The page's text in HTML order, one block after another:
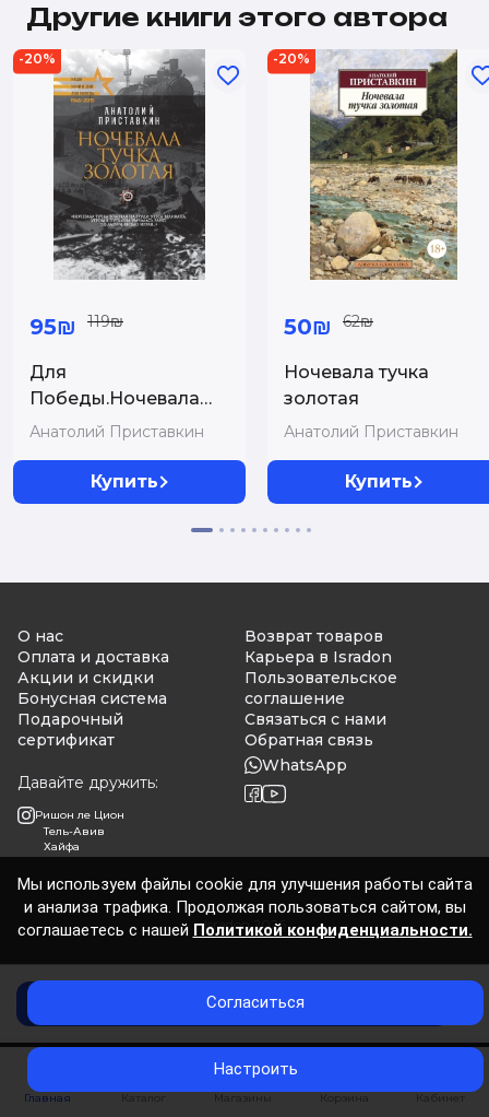
Добавить в корзину
Другие книги этого автора
-20%
95₪ 119₪
Для
Победы.Ночевала
тучка золотая
Анатолий Приставкин
Купить
-20%
50₪ 62₪
Ночевала тучка
золотая
Анатолий Приставкин
Купить
О нас
Оплата и доставка
Акции и скидки
Бонусная система
Подарочный
сертификат
Давайте дружить:
Ришон ле Цион
Тель-Авив
Хайфа
Возврат товаров
Карьера в Isradon
Пользовательское
соглашение
Связаться с нами
Обратная связь
WhatsApp
Isradon 2026
Главная
Мы используем файлы cookie для улучшения работы сайта
и анализа трафика. Продолжая пользоваться сайтом, вы
соглашаетесь с нашей Политикой конфиденциальности.
Согласиться
Настроить